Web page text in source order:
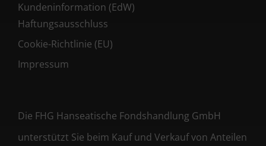
Kundeninformation (EdW)
Haftungsausschluss
Cookie-Richtlinie (EU)
Impressum
Die FHG Hanseatische Fondshandlung GmbH
unterstützt Sie beim Kauf und Verkauf von Anteilen